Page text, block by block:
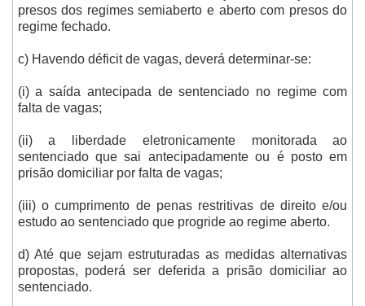
presos dos regimes semiaberto e aberto com presos do
regime fechado.
c) Havendo déficit de vagas, deverá determinar-se:
(i) a saída antecipada de sentenciado no regime com
falta de vagas;
(ii) a liberdade eletronicamente monitorada ao
sentenciado que sai antecipadamente ou é posto em
prisão domiciliar por falta de vagas;
(iii) o cumprimento de penas restritivas de direito e/ou
estudo ao sentenciado que progride ao regime aberto.
d) Até que sejam estruturadas as medidas alternativas
propostas, poderá ser deferida a prisão domiciliar ao
sentenciado.